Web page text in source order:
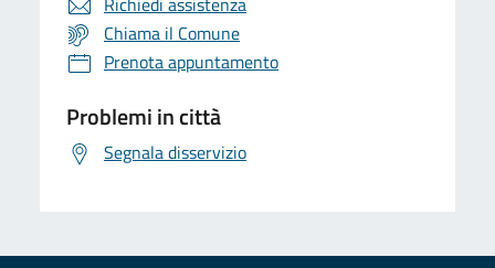
Chiama il Comune
Prenota appuntamento
Problemi in città
Segnala disservizio